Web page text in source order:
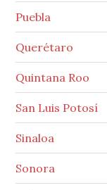
Puebla
Querétaro
Quintana Roo
San Luis Potosí
Sinaloa
Sonora